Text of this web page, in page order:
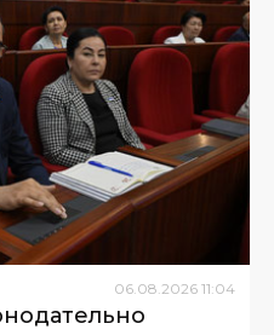
06.08.2026 11:04